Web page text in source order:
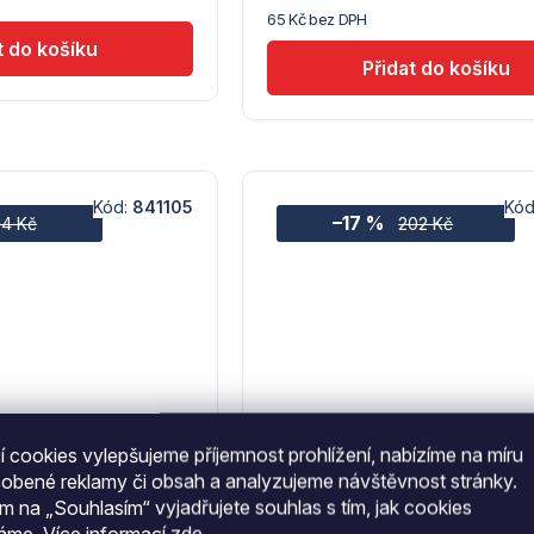
cookies vylepšujeme příjemnost prohlížení, nabízíme na míru
reklamy či obsah a analyzujeme návštěvnost stránky.
na „Souhlasím“ vyjadřujete souhlas s tím, jak cookies
Hendi
65 Kč bez DPH
Kč
model, Černá,
Kód: 841105
202 Kč
–17 %
Loupací nůž, Kitchen Line,
Hendi